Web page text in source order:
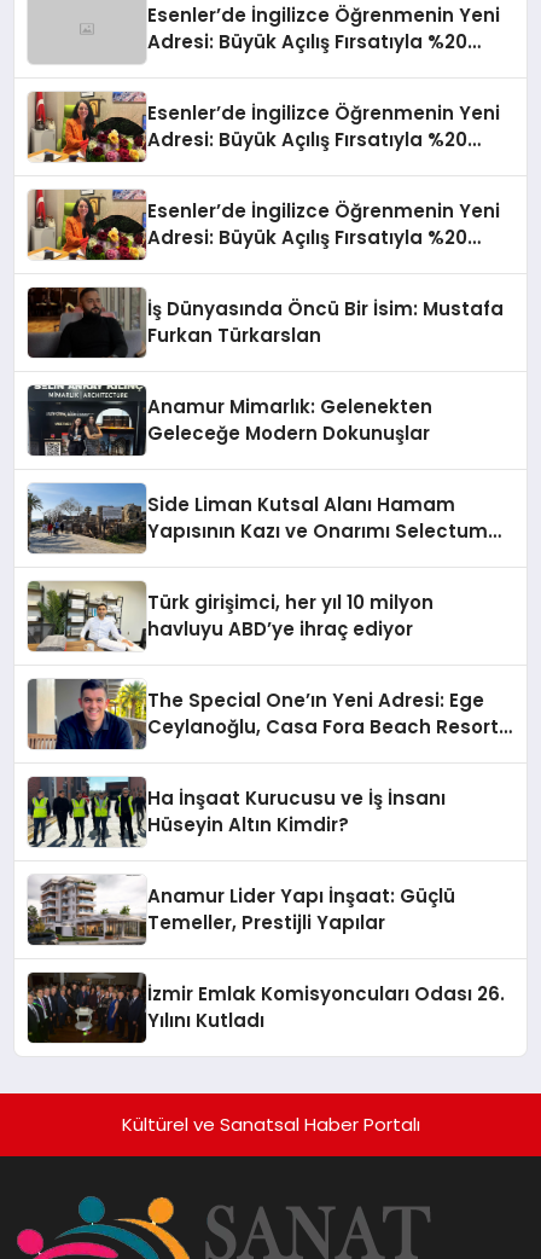
Esenler’de İngilizce Öğrenmenin Yeni
Adresi: Büyük Açılış Fırsatıyla %20
Esenler’de İngilizce Öğrenmenin Yeni
Adresi: Büyük Açılış Fırsatıyla %20
Esenler’de İngilizce Öğrenmenin Yeni
Adresi: Büyük Açılış Fırsatıyla %20
İş Dünyasında Öncü Bir İsim: Mustafa
Furkan Türkarslan
Anamur Mimarlık: Gelenekten
Geleceğe Modern Dokunuşlar
Side Liman Kutsal Alanı Hamam
Yapısının Kazı ve Onarımı Selectum
Türk girişimci, her yıl 10 milyon
havluyu ABD’ye ihraç ediyor
The Special One’ın Yeni Adresi: Ege
Ceylanoğlu, Casa Fora Beach Resort
Ha İnşaat Kurucusu ve İş İnsanı
Hüseyin Altın Kimdir?
Anamur Lider Yapı İnşaat: Güçlü
Temeller, Prestijli Yapılar
İzmir Emlak Komisyoncuları Odası 26.
Yılını Kutladı
Kültürel ve Sanatsal Haber Portalı